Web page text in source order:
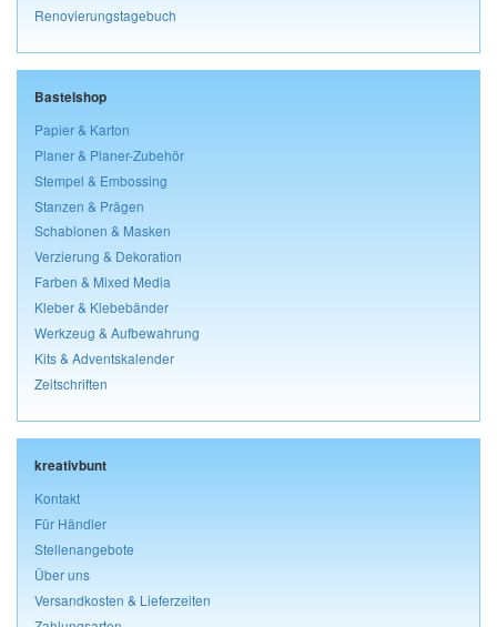
Renovierungstagebuch
Bastelshop
Papier & Karton
Planer & Planer-Zubehör
Stempel & Embossing
Stanzen & Prägen
Schablonen & Masken
Verzierung & Dekoration
Farben & Mixed Media
Kleber & Klebebänder
Werkzeug & Aufbewahrung
Kits & Adventskalender
Zeitschriften
kreativbunt
Kontakt
Für Händler
Stellenangebote
Über uns
Versandkosten & Lieferzeiten